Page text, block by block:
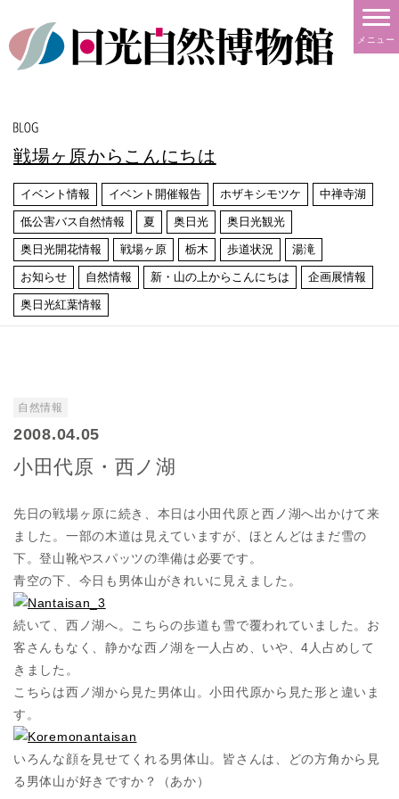
メニュー
戦場ヶ原からこんにちは
イベント情報 イベント開催報告 ホザキシモツケ 中禅寺湖
低公害バス自然情報 夏 奥日光 奥日光観光
奥日光開花情報 戦場ヶ原 栃木 歩道状況 湯滝
お知らせ 自然情報 新・山の上からこんにちは 企画展情報
奥日光紅葉情報
自然情報
2008.04.05
小田代原・西ノ湖
先日の戦場ヶ原に続き、本日は小田代原と西ノ湖へ出かけて来
ました。一部の木道は見えていますが、ほとんどはまだ雪の
下。登山靴やスパッツの準備は必要です。
青空の下、今日も男体山がきれいに見えました。
続いて、西ノ湖へ。こちらの歩道も雪で覆われていました。お
客さんもなく、静かな西ノ湖を一人占め、いや、4人占めして
きました。
こちらは西ノ湖から見た男体山。小田代原から見た形と違いま
す。
いろんな顔を見せてくれる男体山。皆さんは、どの方角から見
る男体山が好きですか？（あか）